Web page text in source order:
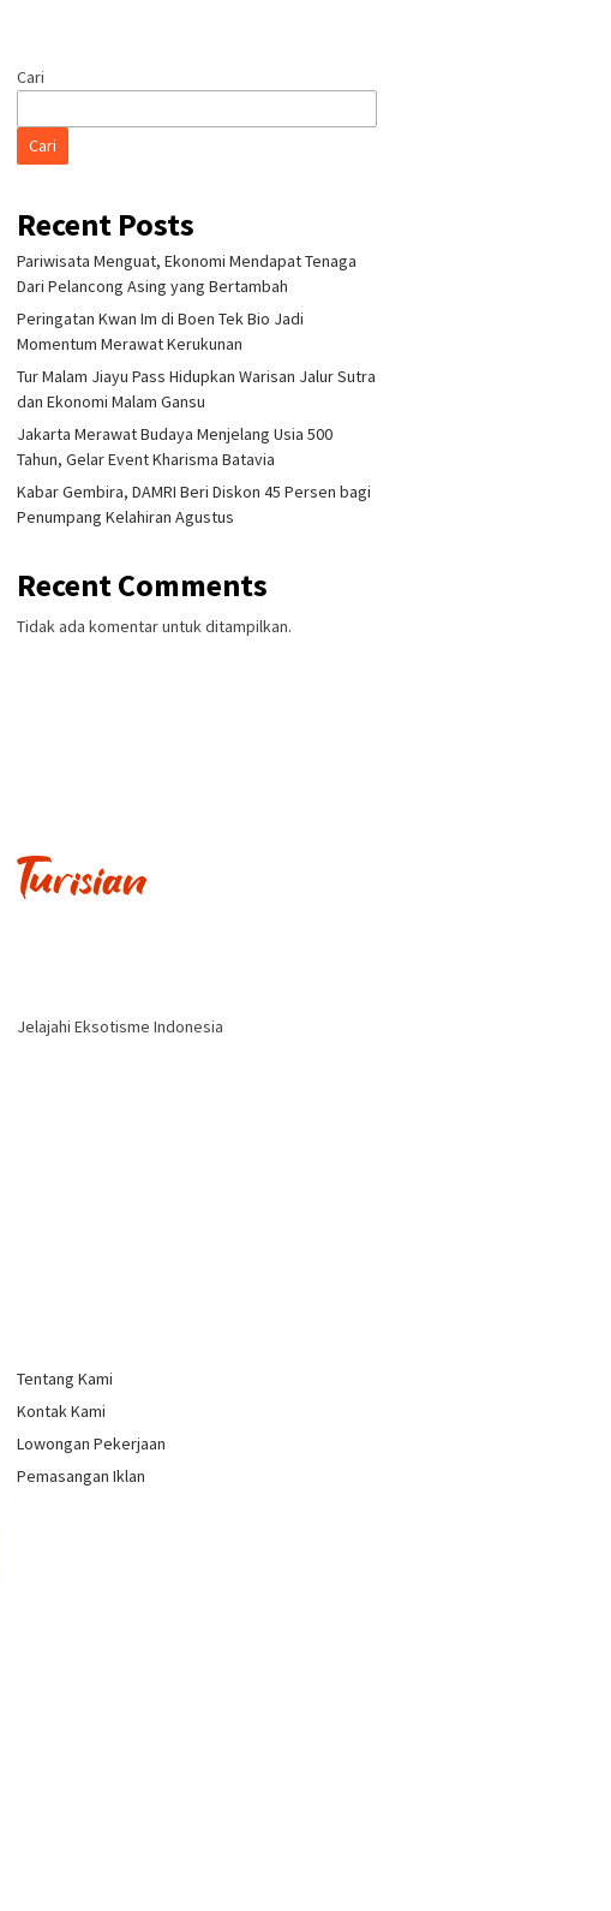
Cari
Cari
Recent Posts
Pariwisata Menguat, Ekonomi Mendapat Tenaga
Dari Pelancong Asing yang Bertambah
Peringatan Kwan Im di Boen Tek Bio Jadi
Momentum Merawat Kerukunan
Tur Malam Jiayu Pass Hidupkan Warisan Jalur Sutra
dan Ekonomi Malam Gansu
Jakarta Merawat Budaya Menjelang Usia 500
Tahun, Gelar Event Kharisma Batavia
Kabar Gembira, DAMRI Beri Diskon 45 Persen bagi
Penumpang Kelahiran Agustus
Recent Comments
Tidak ada komentar untuk ditampilkan.
Jelajahi Eksotisme Indonesia
Tentang Kami
Kontak Kami
Lowongan Pekerjaan
Pemasangan Iklan